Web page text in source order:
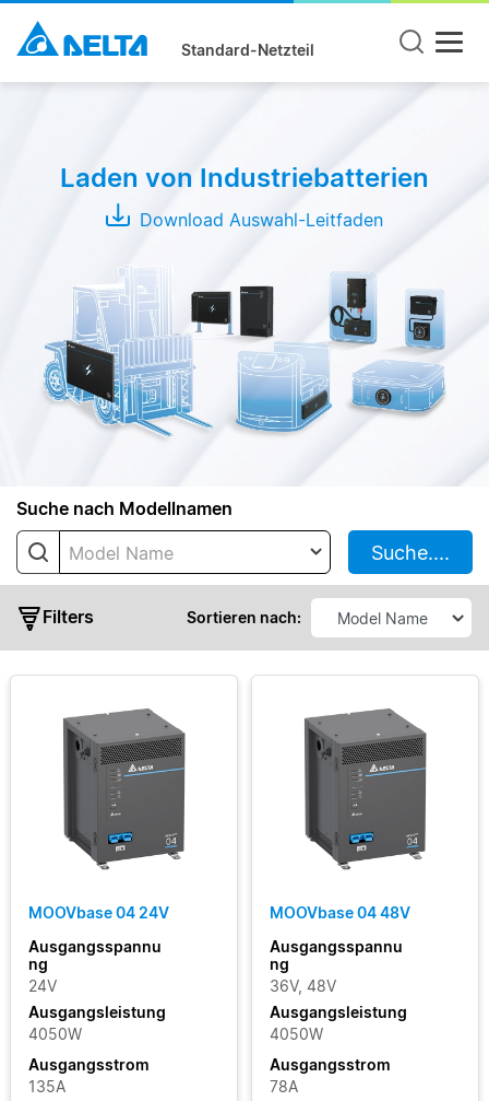
Standard-Netzteil
Laden von Industriebatterien
Download Auswahl-Leitfaden
Suche nach Modellnamen
Model Name Suche....
Filters Sortieren nach:
Charging
System
MOOVbase
04
MOOVbase
04 Multi-
Port
MOOVbase
09
MOOVbase
MOOVbase
PM1350
Module
PM3000
Power
Module
Output
Power
Voltage
MOOVbase 04 24V
Ausgangsspannu
ng
24V
Ausgangsleistung
4050W
Ausgangsstrom
135A
MOOVbase 04 48V
Ausgangsspannu
ng
36V, 48V
Ausgangsleistung
4050W
Ausgangsstrom
78A